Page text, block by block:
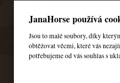
JanaHorse používá
Jsou to malé soubory, díky
obtěžovat věcmi, které vás
potřebujeme od vás souhlas s